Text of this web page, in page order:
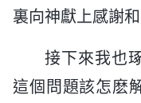
裏向神獻上感謝和
接下來我也
這個問題該怎麽